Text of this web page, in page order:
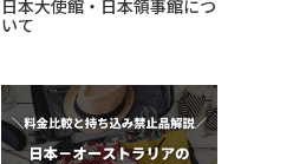
日本大使館・日本領事館につ
いて